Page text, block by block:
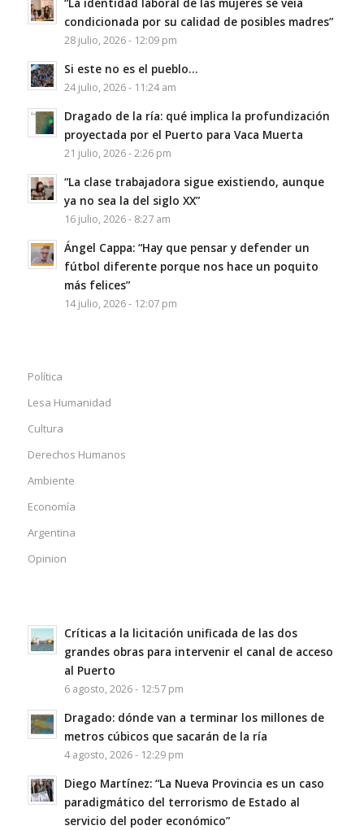
condicionada por su calidad de posibles madres”
28 julio, 2026 - 12:09 pm
Si este no es el pueblo…
24 julio, 2026 - 11:24 am
Dragado de la ría: qué implica la profundización
proyectada por el Puerto para Vaca Muerta
21 julio, 2026 - 2:26 pm
“La clase trabajadora sigue existiendo, aunque
ya no sea la del siglo XX”
16 julio, 2026 - 8:27 am
Ángel Cappa: “Hay que pensar y defender un
fútbol diferente porque nos hace un poquito
más felices”
14 julio, 2026 - 12:07 pm
Política
Lesa Humanidad
Cultura
Derechos Humanos
Ambiente
Economía
Argentina
Opinion
Críticas a la licitación unificada de las dos
grandes obras para intervenir el canal de acceso
al Puerto
6 agosto, 2026 - 12:57 pm
Dragado: dónde van a terminar los millones de
metros cúbicos que sacarán de la ría
4 agosto, 2026 - 12:29 pm
Diego Martínez: “La Nueva Provincia es un caso
paradigmático del terrorismo de Estado al
servicio del poder económico”